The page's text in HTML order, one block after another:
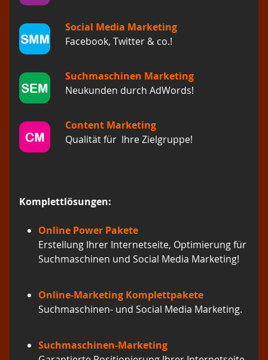
Social Media Marketing
Facebook, Twitter & co.!
Suchmaschinen Marketing
Neukunden durch AdWords!
Content Marketing
Qualität für Ihre Zielgruppe!
Komplettlösungen:
Online Power Pakete
Erstellung Ihrer Internetseite, Optimierung für
Suchmaschinen und Social Media Marketing!
Online-Marketing Komplettpakete
Suchmaschinen- und Social Media Marketing.
Suchmaschinen-Marketing